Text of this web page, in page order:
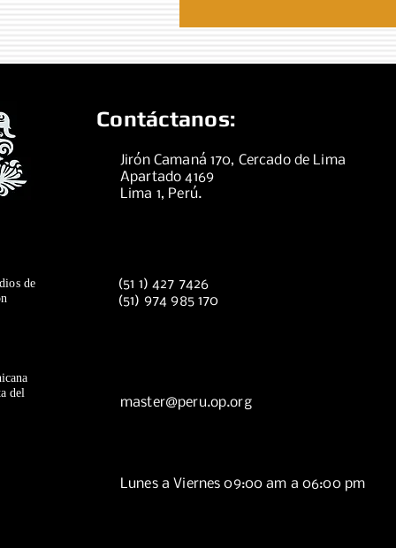
Contáctanos:
Jirón Camaná 170, Cercado de Lima
Apartado 4169
Lima 1, Perú.
de
(51 1) 427 7426
(51) 974 985 170
del
master@peru.op.org
Lunes a Viernes 09:00 am a 06:00 pm